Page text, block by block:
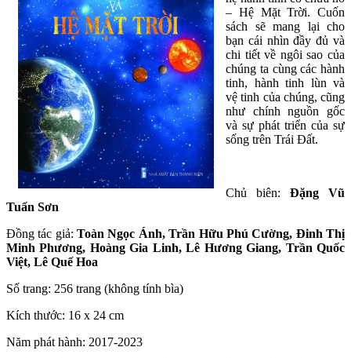
– Hệ Mặt Trời. Cuốn
sách sẽ mang lại cho
bạn cái nhìn đầy đủ và
chi tiết về ngôi sao của
chúng ta cùng các hành
tinh, hành tinh lùn và
vệ tinh của chúng, cũng
như chính nguồn gốc
và sự phát triển của sự
sống trên Trái Đất.
Chủ biên: Đặng Vũ
Tuấn Sơn
Đồng tác giả:Toàn Ngọc Ánh, Trần Hữu Phú Cường, Đinh Thị
Minh Phương, Hoàng Gia Linh, Lê Hương Giang, Trần Quốc
Việt, Lê Quế Hoa
Số trang: 256 trang (không tính bìa)
Kích thước: 16 x 24 cm
Năm phát hành: 2017-2023